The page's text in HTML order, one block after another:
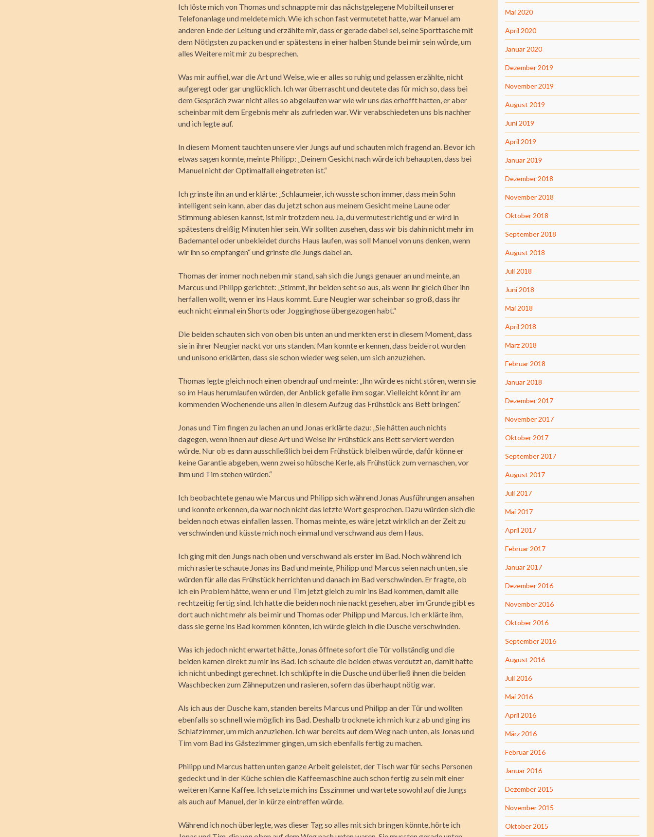
Ich löste mich von Thomas und schnappte mir das nächstgelegene Mobilteil unserer
Telefonanlage und meldete mich. Wie ich schon fast vermutetet hatte, war Manuel am
anderen Ende der Leitung und erzählte mir, dass er gerade dabei sei, seine Sporttasche mit
dem Nötigsten zu packen und er spätestens in einer halben Stunde bei mir sein würde, um
alles Weitere mit mir zu besprechen.
Was mir auffiel, war die Art und Weise, wie er alles so ruhig und gelassen erzählte, nicht
aufgeregt oder gar unglücklich. Ich war überrascht und deutete das für mich so, dass bei
dem Gespräch zwar nicht alles so abgelaufen war wie wir uns das erhofft hatten, er aber
scheinbar mit dem Ergebnis mehr als zufrieden war. Wir verabschiedeten uns bis nachher
und ich legte auf.
In diesem Moment tauchten unsere vier Jungs auf und schauten mich fragend an. Bevor ich
etwas sagen konnte, meinte Philipp: „Deinem Gesicht nach würde ich behaupten, dass bei
Manuel nicht der Optimalfall eingetreten ist.“
Ich grinste ihn an und erklärte: „Schlaumeier, ich wusste schon immer, dass mein Sohn
intelligent sein kann, aber das du jetzt schon aus meinem Gesicht meine Laune oder
Stimmung ablesen kannst, ist mir trotzdem neu. Ja, du vermutest richtig und er wird in
spätestens dreißig Minuten hier sein. Wir sollten zusehen, dass wir bis dahin nicht mehr im
Bademantel oder unbekleidet durchs Haus laufen, was soll Manuel von uns denken, wenn
wir ihn so empfangen“ und grinste die Jungs dabei an.
Thomas der immer noch neben mir stand, sah sich die Jungs genauer an und meinte, an
Marcus und Philipp gerichtet: „Stimmt, ihr beiden seht so aus, als wenn ihr gleich über ihn
herfallen wollt, wenn er ins Haus kommt. Eure Neugier war scheinbar so groß, dass ihr
euch nicht einmal ein Shorts oder Jogginghose übergezogen habt.“
Die beiden schauten sich von oben bis unten an und merkten erst in diesem Moment, dass
sie in ihrer Neugier nackt vor uns standen. Man konnte erkennen, dass beide rot wurden
und unisono erklärten, dass sie schon wieder weg seien, um sich anzuziehen.
Thomas legte gleich noch einen obendrauf und meinte: „Ihn würde es nicht stören, wenn sie
so im Haus herumlaufen würden, der Anblick gefalle ihm sogar. Vielleicht könnt ihr am
kommenden Wochenende uns allen in diesem Aufzug das Frühstück ans Bett bringen.“
Jonas und Tim fingen zu lachen an und Jonas erklärte dazu: „Sie hätten auch nichts
dagegen, wenn ihnen auf diese Art und Weise ihr Frühstück ans Bett serviert werden
würde. Nur ob es dann ausschließlich bei dem Frühstück bleiben würde, dafür könne er
keine Garantie abgeben, wenn zwei so hübsche Kerle, als Frühstück zum ver­naschen, vor
ihm und Tim stehen würden.“
Ich beobachtete genau wie Marcus und Philipp sich während Jonas Ausführungen ansahen
und konnte erkennen, da war noch nicht das letzte Wort gesprochen. Dazu würden sich die
beiden noch etwas einfallen lassen. Thomas meinte, es wäre jetzt wirklich an der Zeit zu
verschwinden und küsste mich noch einmal und verschwand aus dem Haus.
Ich ging mit den Jungs nach oben und verschwand als erster im Bad. Noch während ich
mich rasierte schaute Jonas ins Bad und meinte, Philipp und Marcus seien nach unten, sie
würden für alle das Frühstück herrichten und danach im Bad verschwinden. Er fragte, ob
ich ein Problem hätte, wenn er und Tim jetzt gleich zu mir ins Bad kommen, damit alle
rechtzeitig fertig sind. Ich hatte die beiden noch nie nackt gesehen, aber im Grunde gibt es
dort auch nicht mehr als bei mir und Thomas oder Philipp und Marcus. Ich erklärte ihm,
dass sie gerne ins Bad kommen könnten, ich würde gleich in die Dusche verschwinden.
Was ich jedoch nicht erwartet hätte, Jonas öffnete sofort die Tür vollständig und die
beiden kamen direkt zu mir ins Bad. Ich schaute die beiden etwas verdutzt an, damit hatte
ich nicht unbedingt gerechnet. Ich schlüpfte in die Dusche und überließ ihnen die beiden
Waschbecken zum Zähneputzen und rasieren, sofern das überhaupt nötig war.
Als ich aus der Dusche kam, standen bereits Marcus und Philipp an der Tür und wollten
ebenfalls so schnell wie möglich ins Bad. Deshalb trocknete ich mich kurz ab und ging ins
Schlafzimmer, um mich anzuziehen. Ich war bereits auf dem Weg nach unten, als Jonas und
Tim vom Bad ins Gästezimmer gingen, um sich ebenfalls fertig zu machen.
Philipp und Marcus hatten unten ganze Arbeit geleistet, der Tisch war für sechs Personen
gedeckt und in der Küche schien die Kaffeemaschine auch schon fertig zu sein mit einer
weiteren Kanne Kaffee. Ich setzte mich ins Ess­zimmer und wartete sowohl auf die Jungs
als auch auf Manuel, der in kürze eintreffen würde.
Während ich noch überlegte, was dieser Tag so alles mit sich bringen könnte, hörte ich
Mai 2020
April 2020
Januar 2020
Dezember 2019
November 2019
August 2019
Juni 2019
April 2019
Januar 2019
Dezember 2018
November 2018
Oktober 2018
September 2018
August 2018
Juli 2018
Juni 2018
Mai 2018
April 2018
März 2018
Februar 2018
Januar 2018
Dezember 2017
November 2017
Oktober 2017
September 2017
August 2017
Juli 2017
Mai 2017
April 2017
Februar 2017
Januar 2017
Dezember 2016
November 2016
Oktober 2016
September 2016
August 2016
Juli 2016
Mai 2016
April 2016
März 2016
Februar 2016
Januar 2016
Dezember 2015
November 2015
Oktober 2015